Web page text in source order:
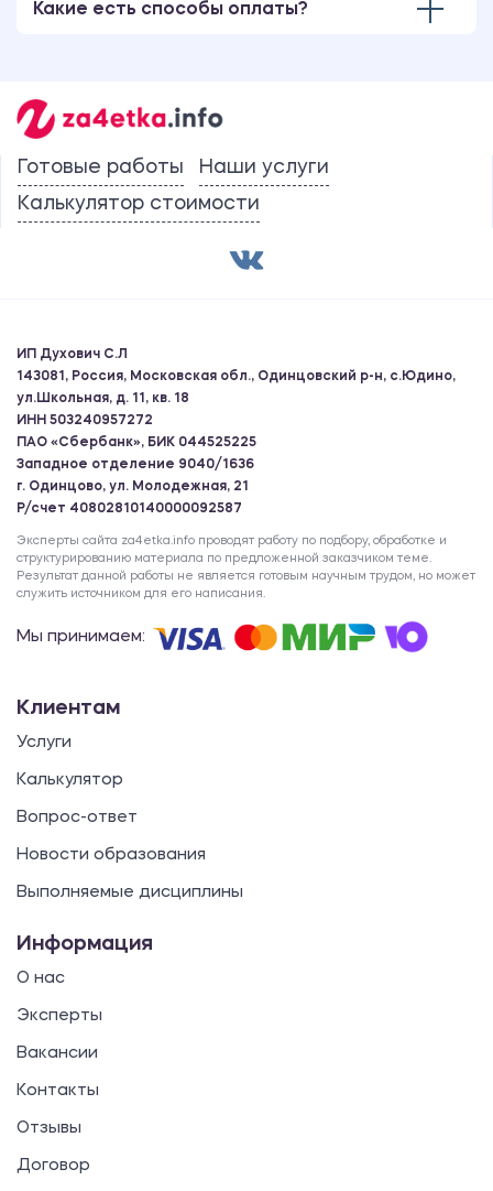
Какие есть способы оплаты?
Готовые работы
Наши услуги
Калькулятор стоимости
ИП Духович С.Л
143081, Россия, Московская обл., Одинцовский р-н, с.Юдино,
ул.Школьная, д. 11, кв. 18
ИНН 503240957272
ПАО «Сбербанк», БИК 044525225
Западное отделение 9040/1636
г. Одинцово, ул. Молодежная, 21
Р/счет 40802810140000092587
Эксперты сайта za4etka.info проводят работу по подбору, обработке и
структурированию материала по предложенной заказчиком теме.
Результат данной работы не является готовым научным трудом, но может
служить источником для его написания.
Мы принимаем:
Клиентам
Услуги
Калькулятор
Вопрос-ответ
Новости образования
Выполняемые дисциплины
Информация
О нас
Эксперты
Вакансии
Контакты
Отзывы
Договор